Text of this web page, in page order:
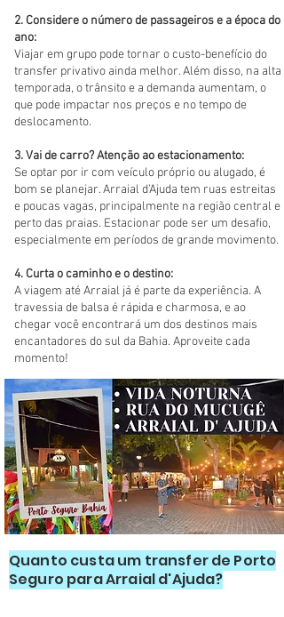
2. Considere o número de passageiros e a época do
ano:
Viajar em grupo pode tornar o custo-benefício do
transfer privativo ainda melhor. Além disso, na alta
temporada, o trânsito e a demanda aumentam, o
que pode impactar nos preços e no tempo de
deslocamento.
3. Vai de carro? Atenção ao estacionamento:
Se optar por ir com veículo próprio ou alugado, é
bom se planejar. Arraial d’Ajuda tem ruas estreitas
e poucas vagas, principalmente na região central e
perto das praias. Estacionar pode ser um desafio,
especialmente em períodos de grande movimento.
4. Curta o caminho e o destino:
A viagem até Arraial já é parte da experiência. A
travessia de balsa é rápida e charmosa, e ao
chegar você encontrará um dos destinos mais
encantadores do sul da Bahia. Aproveite cada
momento!
Quanto custa um transfer de Porto
Seguro para Arraial d'Ajuda?